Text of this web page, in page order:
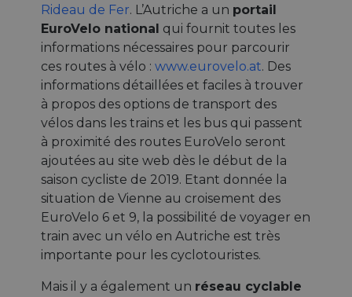
Rideau de Fer. L’Autriche a un portail
EuroVelo national qui fournit toutes les
informations nécessaires pour parcourir
ces routes à vélo : www.eurovelo.at. Des
informations détaillées et faciles à trouver
à propos des options de transport des
vélos dans les trains et les bus qui passent
à proximité des routes EuroVelo seront
ajoutées au site web dès le début de la
saison cycliste de 2019. Etant donnée la
situation de Vienne au croisement des
EuroVelo 6 et 9, la possibilité de voyager en
train avec un vélo en Autriche est très
importante pour les cyclotouristes.
Mais il y a également un réseau cyclable